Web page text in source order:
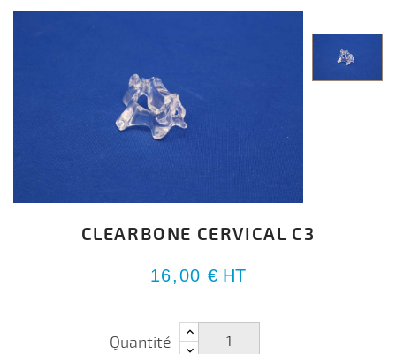
CLEARBONE CERVICAL C3
16,00 € HT
Quantité